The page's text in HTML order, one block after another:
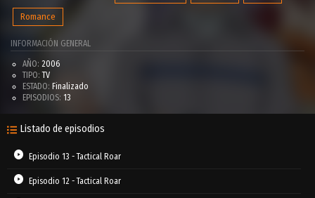
Romance
INFORMACIÓN GENERAL
AÑO: 2006
TIPO: TV
ESTADO: Finalizado
EPISODIOS: 13
Listado de episodios
Episodio 13 - Tactical Roar
Episodio 12 - Tactical Roar